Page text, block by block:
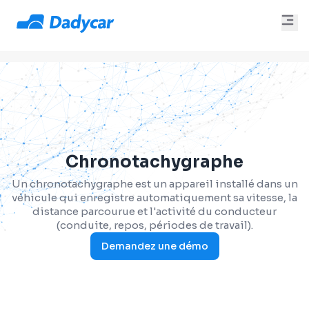
Chronotachygraphe
Un chronotachygraphe est un appareil installé dans un
véhicule qui enregistre automatiquement sa vitesse, la
distance parcourue et l'activité du conducteur
(conduite, repos, périodes de travail).
Demandez une démo